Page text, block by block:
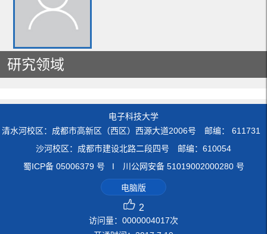
研究领域
电子科技大学
清水河校区：成都市高新区（西区）西源大道2006号 邮编： 611731
沙河校区：成都市建设北路二段四号 邮编：610054
蜀ICP备 05006379 号 I 川公网安备 51019002000280 号
电脑版
2
访问量： 0000004017次